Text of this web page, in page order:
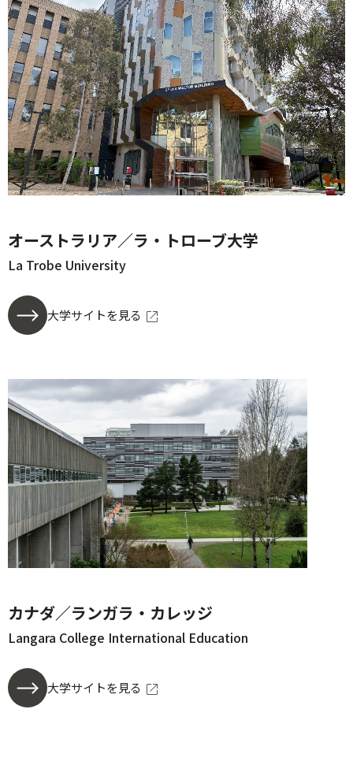
オーストラリア／ラ・トローブ大学
La Trobe University
大学サイトを見る
カナダ／ランガラ・カレッジ
Langara College International Education
大学サイトを見る